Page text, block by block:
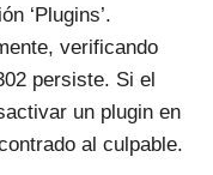
‘Plugins’.
verificando
persiste. Si el
un plugin en
al culpable.